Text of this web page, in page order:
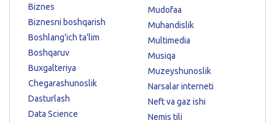
Biznes
Biznesni boshqarish
Boshlang'ich ta'lim
Boshqaruv
Buxgalteriya
Chegarashunoslik
Dasturlash
Data Science
Mudofaa
Muhandislik
Multimedia
Musiqa
Muzeyshunoslik
Narsalar interneti
Neft va gaz ishi
Nemis tili